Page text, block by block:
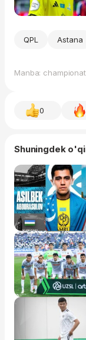
QPL Astana
Manba:
0
Shuningdek